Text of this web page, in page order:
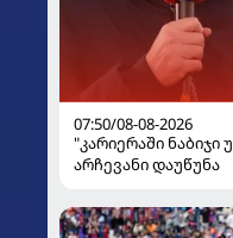
07:50/08-08-2026
"კარიერაში ნაბიჯი
არჩევანი დაუწუნა